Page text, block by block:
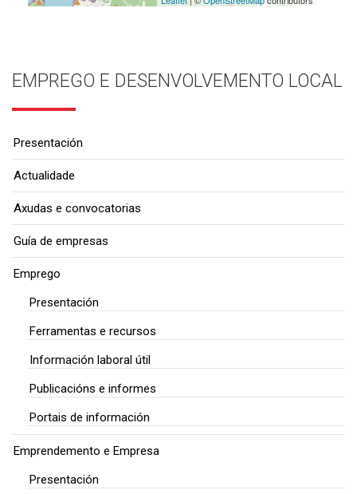
EMPREGO E DESENVOLVEMENTO LOCAL
Presentación
Actualidade
Axudas e convocatorias
Guía de empresas
Emprego
Presentación
Ferramentas e recursos
Información laboral útil
Publicacións e informes
Portais de información
Emprendemento e Empresa
Presentación